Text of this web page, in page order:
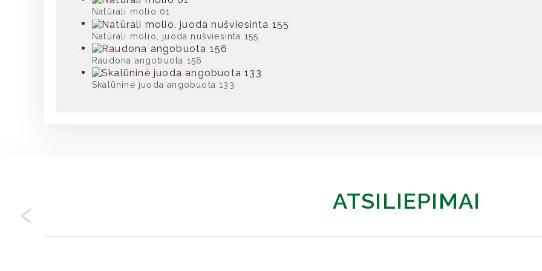
Natūrali molio 01
Natūrali molio, juoda nušviesinta 155
Raudona angobuota 156
Skalūninė juoda angobuota 133
ATSILIEPIMAI
‹